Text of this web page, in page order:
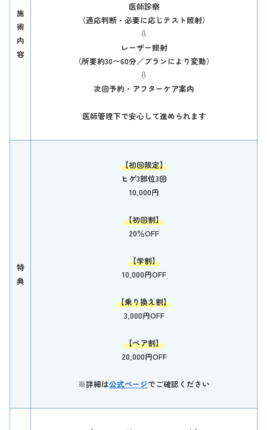
施
術
内
容
医師診察
（適応判断・必要に応じテスト照射）
⇩
レーザー照射
（所要約30〜60分／プランにより変動）
⇩
次回予約・アフターケア案内
医師管理下で安心して進められます
特
典
【初回限定】
ヒゲ3部位3回
10,000円
【初回割】
20％OFF
【学割】
10,000円OFF
【乗り換え割】
3,000円OFF
【ペア割】
20,000円OFF
※詳細は公式ページでご確認ください